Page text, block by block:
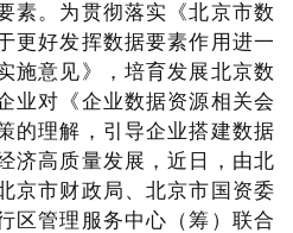
素。为贯彻落实《北京市数
更好发挥数据要素作用进一
施意见》，培育发展北京数
业对《企业数据资源相关会
的理解，引导企业搭建数据
济高质量发展，近日，由北
京市财政局、北京市国资委
区管理服务中心（筹）联合